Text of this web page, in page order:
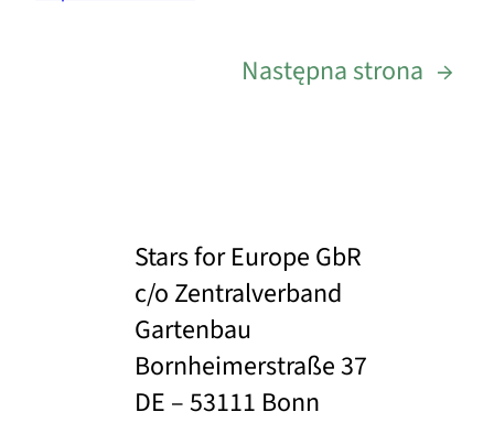
Następna strona →
Stars for Europe GbR
c/o Zentralverband
Gartenbau
Bornheimerstraße 37
DE – 53111 Bonn